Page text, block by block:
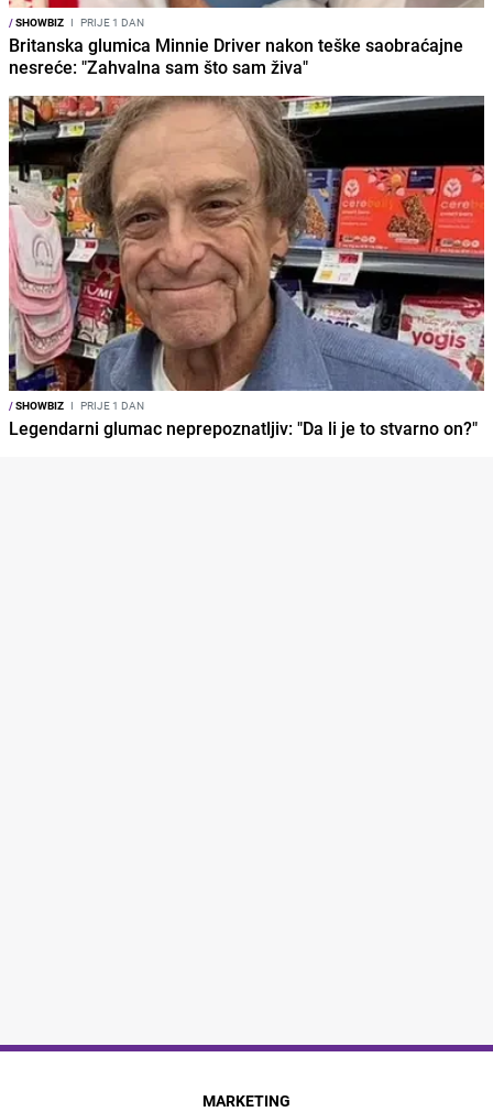
/SHOWBIZ I PRIJE 1 DAN
Britanska glumica Minnie Driver nakon teške saobraćajne
nesreće: "Zahvalna sam što sam živa"
/SHOWBIZ I PRIJE 1 DAN
Legendarni glumac neprepoznatljiv: "Da li je to stvarno on?"
MARKETING